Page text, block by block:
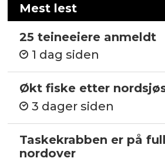
Mest lest
25 teineeiere anmeldt
1 dag siden
Økt fiske etter
3 dager siden
Taskekrabben er på
nordover